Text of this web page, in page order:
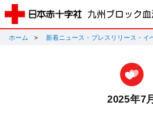
ホーム 新着ニュース・プレスリリース・イ
2025年7月